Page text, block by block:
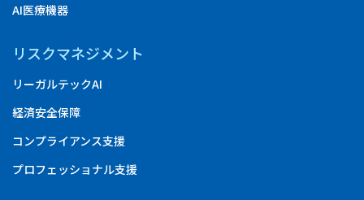
AI医療機器
リスクマネジメント
リーガルテックAI
経済安全保障
コンプライアンス支援
プロフェッショナル支援